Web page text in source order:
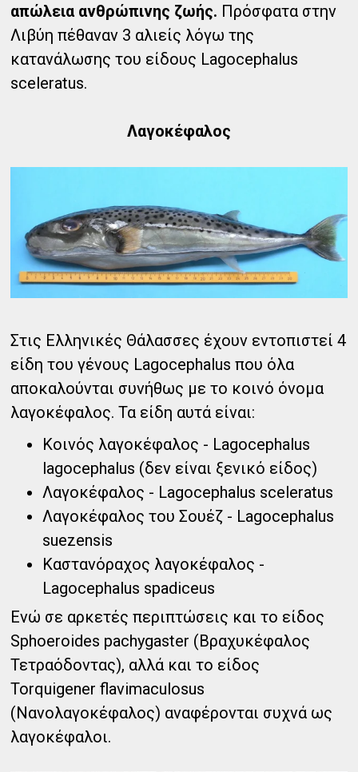
απώλεια ανθρώπινης ζωής. Πρόσφατα στην
Λιβύη πέθαναν 3 αλιείς λόγω της
κατανάλωσης του είδους Lagocephalus
sceleratus.
Λαγοκέφαλος
Στις Ελληνικές Θάλασσες έχουν εντοπιστεί 4
είδη του γένους Lagocephalus που όλα
αποκαλούνται συνήθως με το κοινό όνομα
λαγοκέφαλος. Τα είδη αυτά είναι:
Κοινός λαγοκέφαλος - Lagocephalus
lagocephalus (δεν είναι ξενικό είδος)
Λαγοκέφαλος - Lagocephalus sceleratus
Λαγοκέφαλος του Σουέζ - Lagocephalus
suezensis
Καστανόραχος λαγοκέφαλος -
Lagocephalus spadiceus
Ενώ σε αρκετές περιπτώσεις και το είδος
Sphoeroides pachygaster (Βραχυκέφαλος
Τετραόδοντας), αλλά και το είδος
Torquigener flavimaculosus
(Νανολαγοκέφαλος) αναφέρονται συχνά ως
λαγοκέφαλοι.